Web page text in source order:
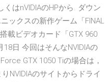
はnVIDIAのHPから. ダウン
ックスの新作ゲーム「FINAL
載ビデオカード「GTX 960
18日 今回はそんなNVIDIAの
GTX 1050 Tiの場合は，
NVIDIAのサイトからドライ